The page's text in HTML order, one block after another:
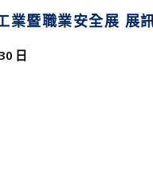
業暨職業安全展 展
日